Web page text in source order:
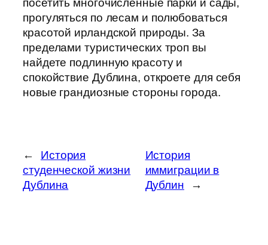
посетить многочисленные парки и сады,
прогуляться по лесам и полюбоваться
красотой ирландской природы. За
пределами туристических троп вы
найдете подлинную красоту и
спокойствие Дублина, откроете для себя
новые грандиозные стороны города.
←
История
студенческой жизни
Дублина
История
иммиграции в
Дублин
→